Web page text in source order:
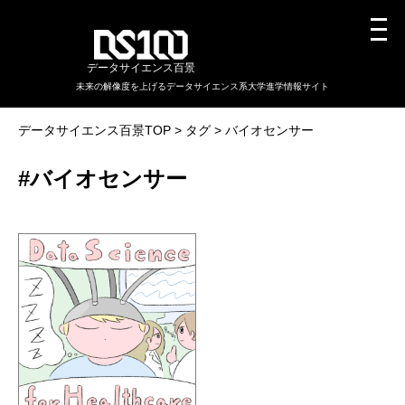
未来の解像度を上げるデータサイエンス系大学進学情報サイト
データサイエンス百景
データサイエンス百景TOP タグ バイオセンサー
#バイオセンサー